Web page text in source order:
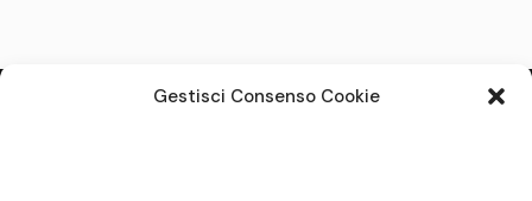
Gestisci Consenso Cookie
articoli